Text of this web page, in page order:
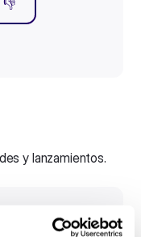
y lanzamientos.